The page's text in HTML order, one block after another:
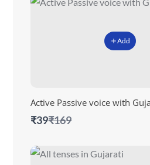
Add
Active Passive voice with
₹39Compare
₹169